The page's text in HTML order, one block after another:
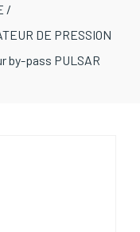
/
DE PRESSION
by-pass PULSAR